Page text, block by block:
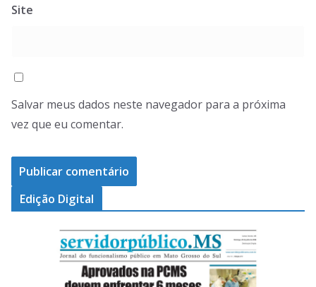
Site
Salvar meus dados neste navegador para a próxima
vez que eu comentar.
Edição Digital